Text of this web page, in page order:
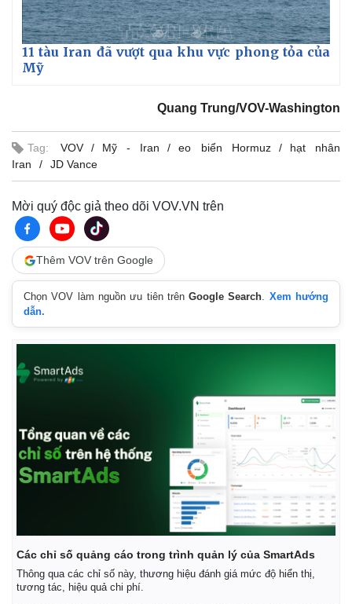
11 tàu Iran đã vượt qua khu vực phong tỏa của
Mỹ
Quang Trung/VOV-Washington
Tag: VOV Mỹ - Iran eo biển Hormuz
hạt nhân
Iran
JD Vance
Mời quý độc giả theo dõi VOV.VN trên
Thêm VOV trên Google
Chọn VOV làm nguồn ưu tiên trênGoogle Search. Xem hướng
dẫn.
Các chỉ số quảng cáo trong trình quản lý của SmartAds
Thông qua các chỉ số này, thương hiệu đánh giá mức độ hiển thị,
tương tác, hiệu quả chi phí.